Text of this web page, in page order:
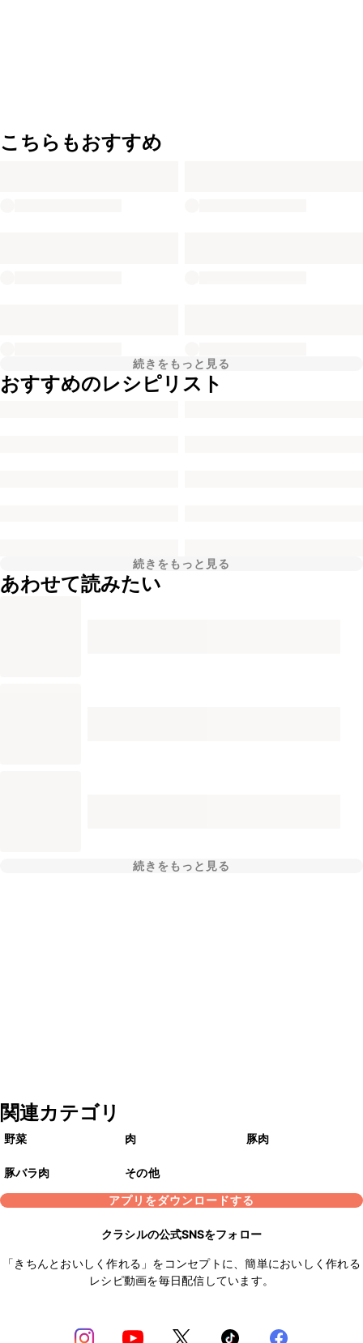
こちらもおすすめ
続きをもっと見る
おすすめのレシピリスト
続きをもっと見る
あわせて読みたい
続きをもっと見る
関連カテゴリ
野菜 肉 豚肉
豚バラ肉
その他
アプリをダウンロードする
クラシルの公式SNSをフォロー
「きちんとおいしく作れる」をコンセプトに、簡単においしく作れる
レシピ動画を毎日配信しています。